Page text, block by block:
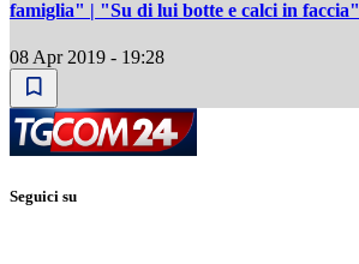
famiglia" | "Su di lui botte e calci in faccia"
08 Apr 2019 - 19:28
Seguici su